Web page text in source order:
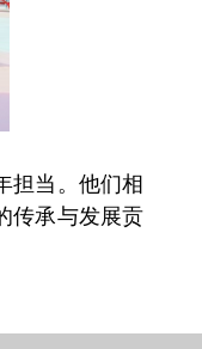
担当。他们相
传承与发展贡